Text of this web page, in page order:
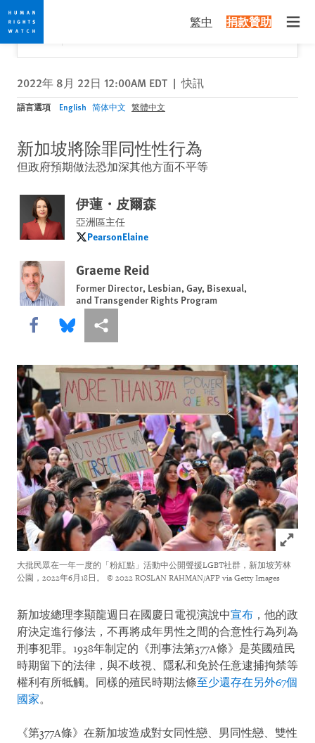
Skip
to
cookie
privacy
notice
Skip
to
main
content
繁中 捐款贊助
Would you like to read this page in English?
Yes
✕
2022年 8月 22日 12:00AM EDT | 快訊
語言選項 English 简体中文 繁體中文
新加坡將除罪同性性行為
但政府預期做法恐加深其他方面不平等
伊蓮・皮爾森
亞洲區主任
PearsonElaine
PearsonElaine
Graeme Reid
Former Director, Lesbian, Gay, Bisexual,
and Transgender Rights Program
Share this via Facebook
Share this via Bluesky
More sharing options
Click to
大批民眾在一年一度的「粉紅點」活動中公開聲援LGBT社群，新加坡芳林
公園，2022年6月18日。
© 2022 ROSLAN RAHMAN/AFP via Getty Images
新加坡總理李顯龍週日在國慶日電視演說中宣布 ，他的政
府決定進行修法，不再將成年男性之間的合意性行為列為
刑事犯罪。1938年制定的《刑事法第377A條》是英國殖民
時期留下的法律，與不歧視、隱私和免於任意逮捕拘禁等
權利有所牴觸。同樣的殖民時期法條至少還存在另外67個
國家。
《第377A條》在新加坡造成對女同性戀、男同性戀、雙性